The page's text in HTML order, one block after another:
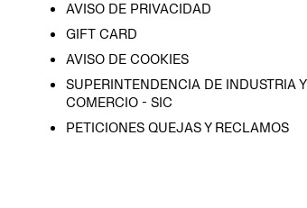
AVISO DE PRIVACIDAD
GIFT CARD
AVISO DE COOKIES
SUPERINTENDENCIA DE INDUSTRIA Y
COMERCIO - SIC
PETICIONES QUEJAS Y RECLAMOS